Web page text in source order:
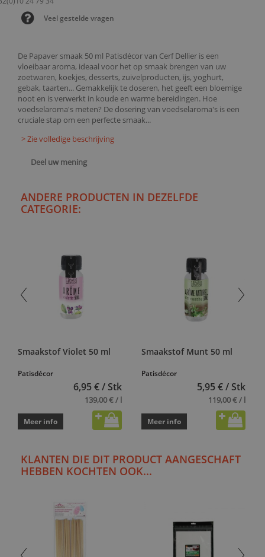
De Papaver smaak 50 ml Patisdécor van Cerf Dellier is een
vloeibaar aroma, ideaal voor het op smaak brengen van uw
zoetwaren, koekjes, desserts, zuivelproducten, ijs, yoghurt,
gebak, taarten... Gemakkelijk te doseren, het geeft een bloemige
noot en is verwerkt in koude en warme bereidingen. Hoe
voedselaroma's meten? De dosering van voedselaroma's is een
cruciale stap om een perfecte smaak...
> Zie volledige beschrijving
Deel uw mening
Veel gestelde vragen
ANDERE PRODUCTEN IN DEZELFDE
CATEGORIE:
Smaakstof Violet 50 ml
Patisdécor
6,95 € / Stk
139,00 € / l
Meer info
Smaakstof Munt 50 ml
Patisdécor
5,95 € / Stk
119,00 € / l
Meer info
KLANTEN DIE DIT PRODUCT AANGESCHAFT
HEBBEN KOCHTEN OOK...